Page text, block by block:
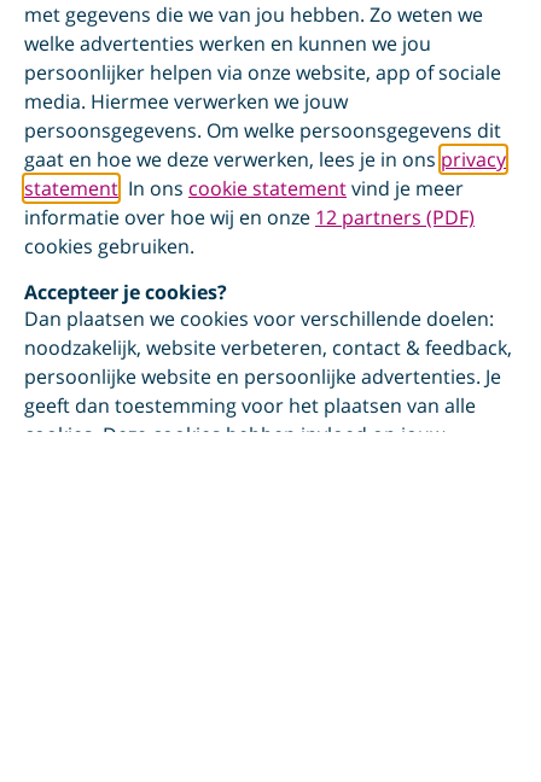
met gegevens die we van jou hebben. Zo weten we
welke advertenties werken en kunnen we jou
persoonlijker helpen via onze website, app of sociale
media. Hiermee verwerken we jouw
persoonsgegevens. Om welke persoonsgegevens dit
gaat en hoe we deze verwerken, lees je in ons privacy
statement . In ons cookie statementvind je meer
informatie over hoe wij en onze 12 partners (PDF)
cookies gebruiken.
Accepteer je cookies?
Dan plaatsen we cookies voor verschillende doelen:
noodzakelijk, website verbeteren, contact & feedback,
persoonlijke website en persoonlijke advertenties. Je
geeft dan toestemming voor het plaatsen van alle
cookies. Deze cookies hebben invloed op jouw